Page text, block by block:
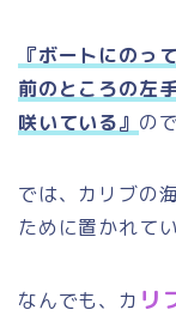
『ボートにのっ
前のところの左
咲いている』 の
では、カリブの
ために置かれて
なんでも、カ リ